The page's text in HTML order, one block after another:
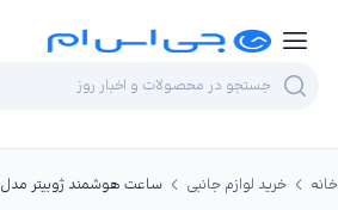
خانه خرید لوازم جانبی ساعت هوشمند ژوبیتر مدل L510